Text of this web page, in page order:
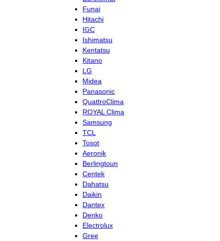
Funai
Hitachi
IGC
Ishimatsu
Kentatsu
Kitano
LG
Midea
Panasonic
QuattroClima
ROYAL Clima
Samsung
TCL
Tosot
Aeronik
Berlingtoun
Centek
Dahatsu
Daikin
Dantex
Denko
Electrolux
Gree